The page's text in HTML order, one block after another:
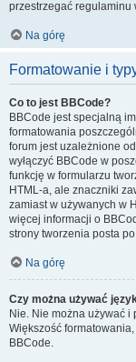
przestrzegać regulaminu
Na górę
Formatowanie i
Co to jest BBCode?
BBCode jest specjalną
formatowania
forum jest uzależnione
wyłączyć BBCode w
funkcję w formularzu
HTML-a, ale znaczniki
zamiast w używanych w
więcej informacji o
strony tworzenia posta
Na górę
Czy można używać
Nie. Nie można używać i
Większość
BBCode.